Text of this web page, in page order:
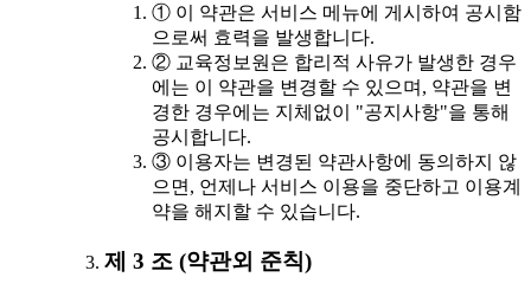
① 이 약관은 서비스 메뉴에 게시하여 공시함
으로써 효력을 발생합니다.
② 교육정보원은 합리적 사유가 발생한 경우
에는 이 약관을 변경할 수 있으며, 약관을 변
경한 경우에는 지체없이 "공지사항"을 통해
공시합니다.
③ 이용자는 변경된 약관사항에 동의하지 않
으면, 언제나 서비스 이용을 중단하고 이용계
약을 해지할 수 있습니다.
제 3 조 (약관외 준칙)